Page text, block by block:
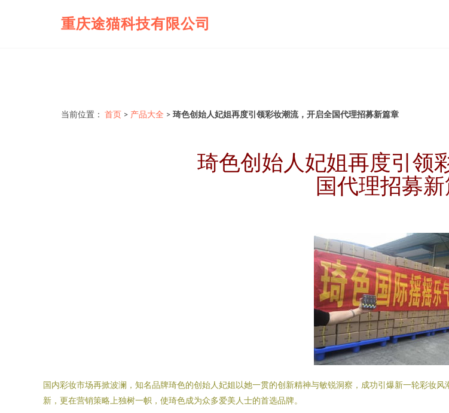
重庆途猫科技有限公司
当前位置： 首页 > 产品大全 > 琦色创始人妃姐再度引领彩妆潮流，开启全国代理招募新篇章
琦色创始人妃姐再度引领
国代理招募
国内彩妆市场再掀波澜，知名品牌琦色的创始人妃姐以她一贯的创新精神与敏锐洞察，成功引爆新一轮彩妆
新，更在营销策略上独树一帜，使琦色成为众多爱美人士的首选品牌。